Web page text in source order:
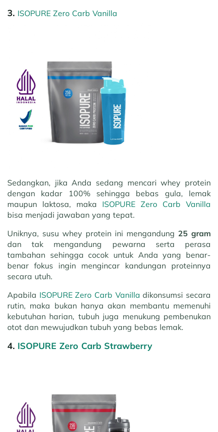
3. ISOPURE Zero Carb Vanilla
Sedangkan, jika Anda sedang mencari whey protein
dengan kadar 100% sehingga bebas gula, lemak
maupun laktosa, maka ISOPURE Zero Carb Vanilla
bisa menjadi jawaban yang tepat.
Uniknya, susu whey protein ini mengandung 25 gram
dan tak mengandung pewarna serta perasa
tambahan sehingga cocok untuk Anda yang benar-
benar fokus ingin mengincar kandungan proteinnya
secara utuh.
Apabila ISOPURE Zero Carb Vanilla dikonsumsi secara
rutin, maka bukan hanya akan membantu memenuhi
kebutuhan harian, tubuh juga menukung pembenukan
otot dan mewujudkan tubuh yang bebas lemak.
4. ISOPURE Zero Carb Strawberry